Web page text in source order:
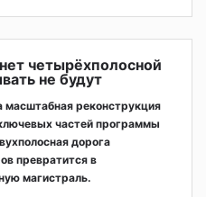
четырёхполосной
не будут
масштабная реконструкция
частей программы
дорога
превратится в
магистраль.